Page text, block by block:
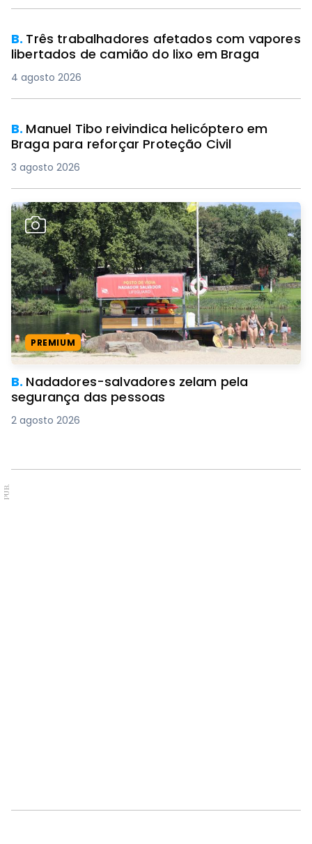
B. Três trabalhadores afetados com vapores
libertados de camião do lixo em Braga
4 agosto 2026
B. Manuel Tibo reivindica helicóptero em
Braga para reforçar Proteção Civil
3 agosto 2026
PREMIUM
B. Nadadores-salvadores zelam pela
segurança das pessoas
2 agosto 2026
PUB.